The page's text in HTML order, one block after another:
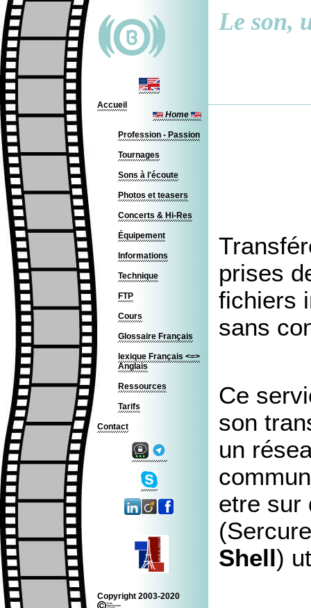
Accueil
Home
Profession - Passion
Tournages
Sons à l'écoute
Photos et teasers
Concerts & Hi-Res
Équipement
Informations
Technique
FTP
Cours
Glossaire Français
lexique Français <=>
Anglais
Ressources
Tarifs
Contact
Copyright 2003-2020
Le son,
prises
fichiers
sans
Ce
son
un
etre sur
Shell)